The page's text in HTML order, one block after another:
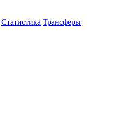
Статистика Трансферы